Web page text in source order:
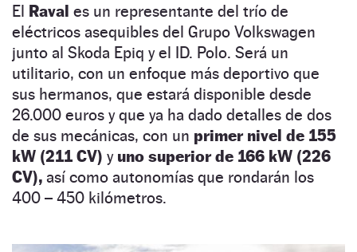
El Raval es un representante del trío de
eléctricos asequibles del Grupo Volkswagen
junto al Skoda Epiq y el ID. Polo. Será un
utilitario, con un enfoque más deportivo que
sus hermanos, que estará disponible desde
26.000 euros y que ya ha dado detalles de dos
de sus mecánicas, con un primer nivel de 155
kW (211 CV) y uno superior de 166 kW (226
CV), así como autonomías que rondarán los
400 – 450 kilómetros.